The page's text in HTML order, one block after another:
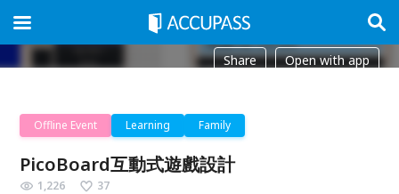
Share Open with app
Offline Event Learning Family
PicoBoard互動式遊戲設計
1,226 37